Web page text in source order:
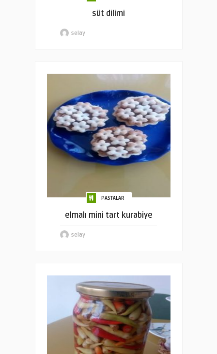
süt dilimi
selay
PASTALAR
elmalı mini tart kurabiye
selay